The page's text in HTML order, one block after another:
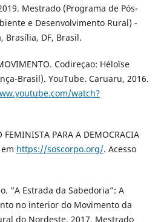
Mestrado (Programa de Pós-
e Desenvolvimento Rural) -
Brasília, DF, Brasil.
Codireçao: Héloïse
Brasil). YouTube. Caruaru, 2016.
watch?
FEMINISTA PARA A DEMOCRACIA
https://soscorpo.org/. Acesso
“A Estrada da Sabedoria”: A
no interior do Movimento da
do Nordeste. 2017. Mestrado